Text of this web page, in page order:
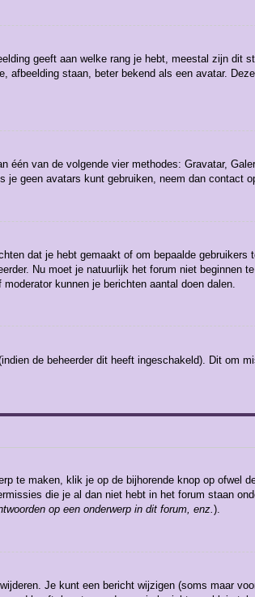
geeft aan welke rang je hebt, meestal zijn dit
staan, beter bekend als een avatar.
één van de volgende vier methodes: Gravatar,
geen avatars kunt gebruiken, neem dan contact
dat je hebt gemaakt of om bepaalde gebruikers
Nu moet je natuurlijk het forum niet beginnen
kunnen je berichten aantal doen dalen.
de beheerder dit heeft ingeschakeld). Dit om
te maken, klik je op de bijhorende knop op ofwel
die je al dan niet hebt in het forum staan
op een onderwerp in dit forum, enz.).
Je kunt een bericht wijzigen (soms maar